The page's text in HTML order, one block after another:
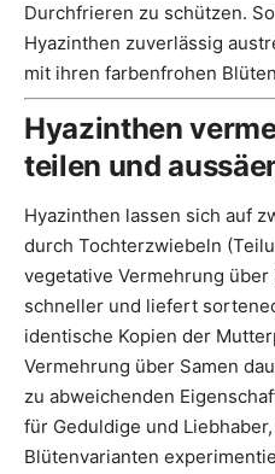
Durchfrieren zu schützen.
Hyazinthen zuverlässig
mit ihren farbenfrohen
Hyazinthen
teilen und
Hyazinthen lassen sich auf
durch Tochterzwiebeln
vegetative Vermehrung
schneller und liefert
identische Kopien der
Vermehrung über Samen
zu abweichenden
für Geduldige und
Blütenvarianten